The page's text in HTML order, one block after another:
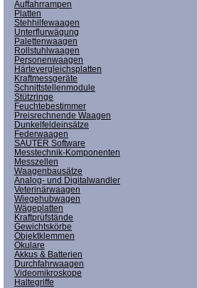
Auffahrrampen
Platten
Stehhilfewaagen
Unterflurwägung
Palettenwaagen
Rollstuhlwaagen
Personenwaagen
Härtevergleichsplatten
Kraftmessgeräte
Schnittstellenmodule
Stützringe
Feuchtebestimmer
Preisrechnende Waagen
Dunkelfeldeinsätze
Federwaagen
SAUTER Software
Messtechnik-Komponenten
Messzellen
Waagenbausätze
Analog- und Digitalwandler
Veterinärwaagen
Wiegehubwagen
Wägeplatten
Kraftprüfstände
Gewichtskörbe
Objektklemmen
Okulare
Akkus & Batterien
Durchfahrwaagen
Videomikroskope
Haltegriffe